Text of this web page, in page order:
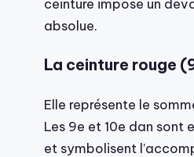
ceinture impose un
absolue.
La ceinture rouge
Elle représente le
Les 9e et 10e dan sont
et symbolisent